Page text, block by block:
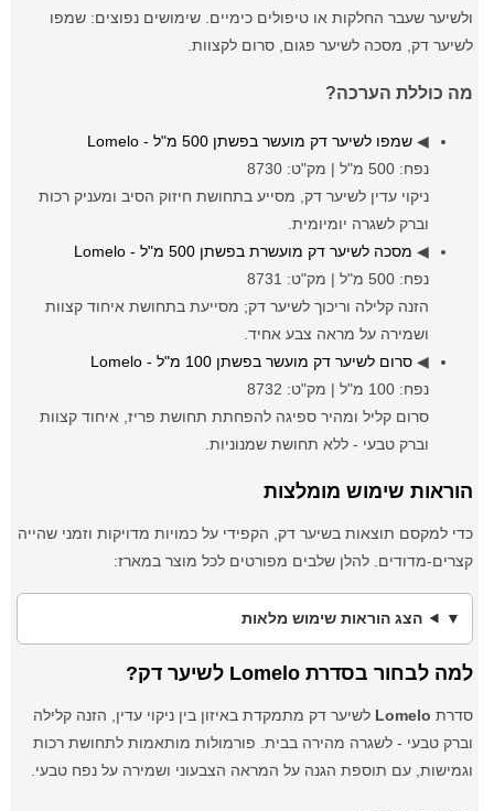
ולשיער שעבר החלקות או טיפולים כימיים. שימושים נפוצים: שמפו
לשיער דק, מסכה לשיער פגום, סרום לקצוות.
מה כוללת הערכה?
◀שמפו לשיער דק מועשר בפשתן 500 מ"ל - Lomelo
נפח: 500 מ"ל | מק"ט: 8730
ניקוי עדין לשיער דק, מסייע בתחושת חיזוק הסיב ומעניק רכות
וברק לשגרה יומיומית.
◀ מסכה לשיער דק מועשרת בפשתן 500 מ"ל - Lomelo
נפח: 500 מ"ל | מק"ט: 8731
הזנה קלילה וריכוך לשיער דק; מסייעת בתחושת איחוד קצוות
ושמירה על מראה צבע אחיד.
◀סרום לשיער דק מועשר בפשתן 100 מ"ל - Lomelo
נפח: 100 מ"ל | מק"ט: 8732
סרום קליל ומהיר ספיגה להפחתת תחושת פריז, איחוד קצוות
וברק טבעי - ללא תחושת שמנוניות.
הוראות שימוש מומלצות
כדי למקסם תוצאות בשיער דק, הקפידי על כמויות מדויקות וזמני שהייה
קצרים-מדודים. להלן שלבים מפורטים לכל מוצר במארז:
הצג הוראות שימוש מלאות
למה לבחור בסדרת Lomelo לשיער דק?
סדרת Lomelo לשיער דק מתמקדת באיזון בין ניקוי עדין, הזנה קלילה
וברק טבעי - לשגרה מהירה בבית. פורמולות מותאמות לתחושת רכות
וגמישות, עם תוספת הגנה על המראה הצבעוני ושמירה על נפח טבעי.